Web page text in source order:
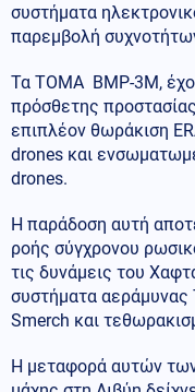
συστήματα
παρεμβολή
Τα ΤΟΜΑ BMP-3M,
πρόσθετης
επιπλέον θωράκιση
drones και
drones.
Η παράδοση αυτή
ροής σύγχρονου
τις δυνάμεις του
συστήματα αεράμυνας
Smerch και
Η μεταφορά αυτών